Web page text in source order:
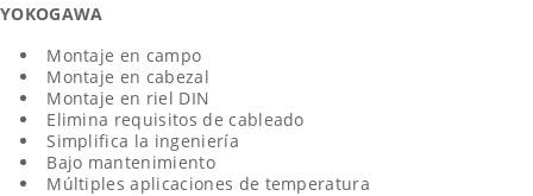
YOKOGAWA
Montaje en campo
Montaje en cabezal
Montaje en riel DIN
Elimina requisitos de cableado
Simplifica la ingeniería
Bajo mantenimiento
Múltiples aplicaciones de temperatura